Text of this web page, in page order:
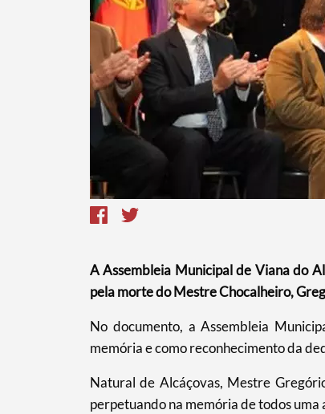
Termo de Pesquisa
Categorias gerais
Filtros
A Assembleia Municipal de Viana do
pela morte do Mestre Chocalheiro,
No documento, a Assembleia
memória e como reconhecimento da
Natural de Alcáçovas, Mestre
perpetuando na memória de todos